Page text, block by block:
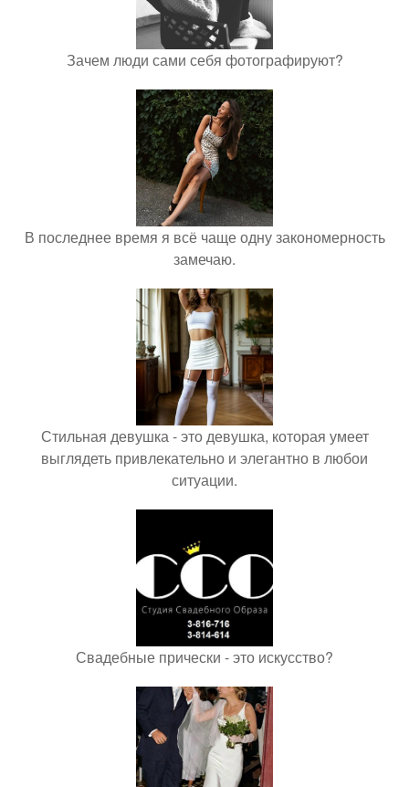
Зачем люди сами себя фотографируют?
В последнее время я всё чаще одну закономерность
замечаю.
Стильная девушка - это девушка, которая умеет
выглядеть привлекательно и элегантно в любои
ситуации.
Свадебные прически - это искусство?